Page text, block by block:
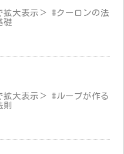
拡大表示＞ #クーロンの法
礎
拡大表示＞ #ループが作る